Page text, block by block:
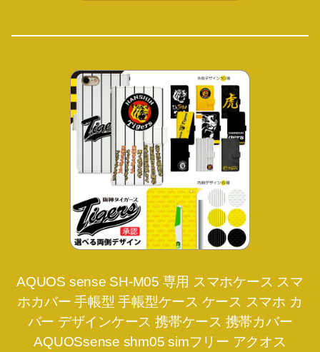
AQUOS sense SH-M05 専用 スマホケース スマ
ホカバー 手帳型 手帳型ケース ケース スマホ カ
バー デザインケース 携帯ケース 携帯カバー
AQUOSsense shm05 simフリー アクオス